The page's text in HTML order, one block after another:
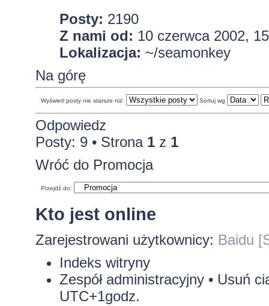
Posty: 2190
Z nami od: 10 czerwca 2002,
Lokalizacja: ~/seamonkey
Na górę
Wyświetl posty nie starsze niż: Sortuj wg
Odpowiedz
Posty: 9 • Strona 1z 1
Wróć do Promocja
Przejdź do:
Kto jest online
Zarejestrowani użytkownicy: Baidu
Indeks witryny
Zespół administracyjny• Usuń
UTC+1godz.